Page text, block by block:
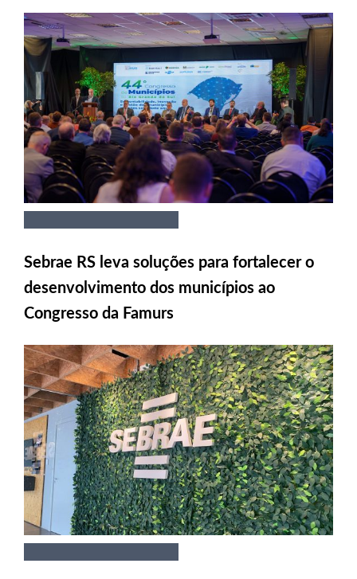
Sebrae RS leva soluções para fortalecer o
desenvolvimento dos municípios ao
Congresso da Famurs